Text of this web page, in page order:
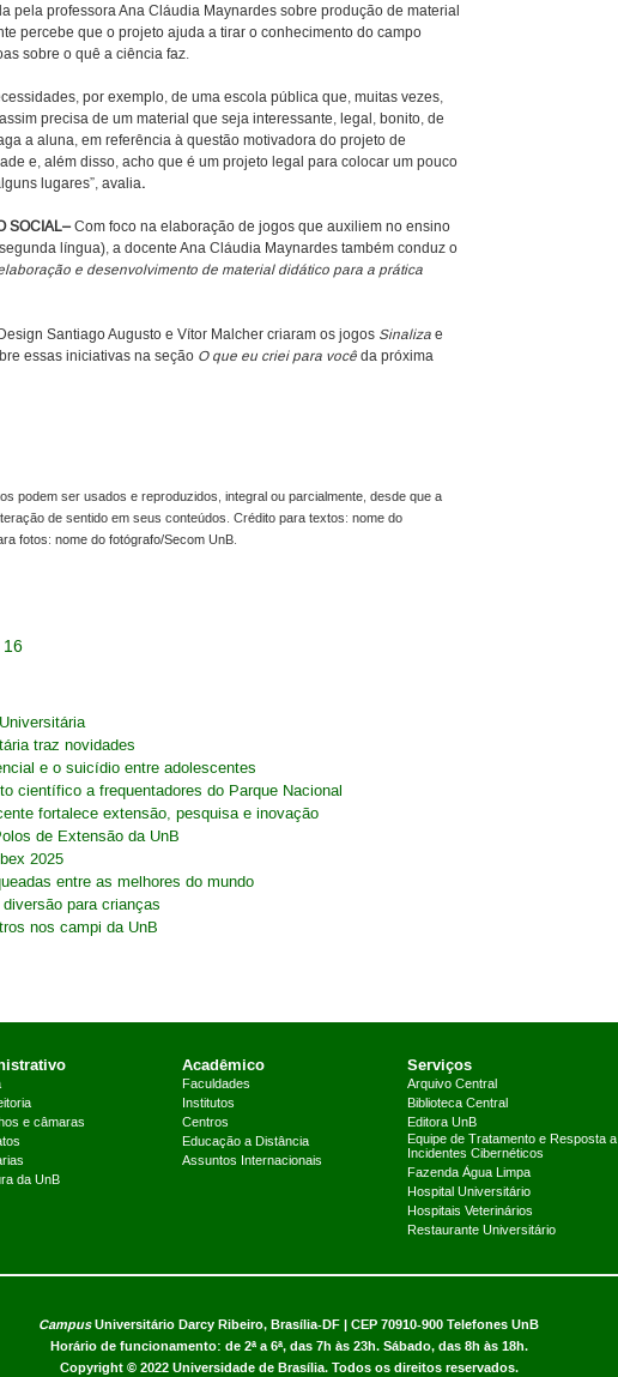
pela professora Ana Cláudia Maynardes sobre produção de material
percebe que o projeto ajuda a tirar o conhecimento do campo
sobre o quê a ciência faz.
por exemplo, de uma escola pública que, muitas vezes,
precisa de um material que seja interessante, legal, bonito, de
a aluna, em referência à questão motivadora do projeto de
e, além disso, acho que é um projeto legal para colocar um pouco
lugares”, avalia.
SOCIAL–Com foco na elaboração de jogos que auxiliem no ensino
língua), a docente Ana Cláudia Maynardes também conduz o
e desenvolvimento de material didático para a prática
Santiago Augusto e Vítor Malcher criaram os jogos Sinaliza e
essas iniciativas na seção O que eu criei para você da próxima
podem ser usados e reproduzidos, integral ou parcialmente, desde que a
de sentido em seus conteúdos. Crédito para textos: nome do
fotos: nome do fotógrafo/Secom UnB.
16
traz novidades
e o suicídio entre adolescentes
científico a frequentadores do Parque Nacional
fortalece extensão, pesquisa e inovação
de Extensão da UnB
2025
entre as melhores do mundo
para crianças
nos campi da UnB
e câmaras
da UnB
Acadêmico
Faculdades
Institutos
Centros
Educação a Distância
Assuntos Internacionais
Serviços
Arquivo Central
Biblioteca Central
Editora UnB
Equipe de Tratamento e Resposta a
Incidentes Cibernéticos
Fazenda Água Limpa
Hospital Universitário
Hospitais Veterinários
Restaurante Universitário
CampusUniversitário Darcy Ribeiro, Brasília-DF | CEP 70910-900 Telefones UnB
Horário de funcionamento: de 2ª a 6ª, das 7h às 23h. Sábado, das 8h às 18h.
Copyright © 2022 Universidade de Brasília. Todos os direitos reservados.